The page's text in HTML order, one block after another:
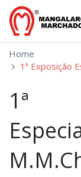
Home
1ª Exposição
1ª